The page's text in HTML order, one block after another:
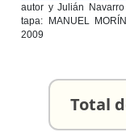
autor y Julián
tapa: MANUEL
2009
Total